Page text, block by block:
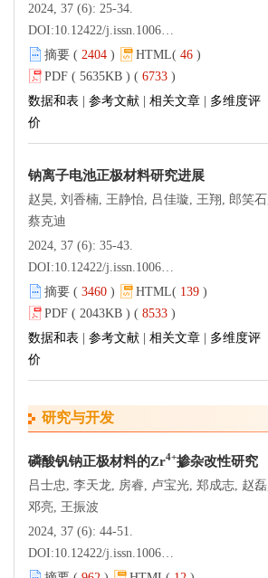
2024, 37 (6): 25-34.
DOI:10.12422/j.issn.1006-396X.2024.06.003
摘要 ( 2404 ) HTML( 46 )
PDF ( 5635KB ) ( 6733 )
数据和表
参考文献 相关文章
多维度评
价
钠离子电池正极材料研究进展
赵昊, 刘香楠, 王静怡, 吕佳璇, 王翔, 郎笑石,
蔡克迪
2024, 37 (6): 35-43.
DOI:10.12422/j.issn.1006-396X.2024.06.004
摘要 ( 3460 ) HTML( 139 )
PDF ( 2043KB ) ( 8533 )
数据和表
参考文献 相关文章
多维度评
价
研究与开发
磷酸钒钠正极材料的Zr4+掺杂改性研究
吕士忠, 李天龙, 房睿, 卢宝光, 郑成志, 赵磊,
邓亮, 王振波
2024, 37 (6): 44-51.
DOI:10.12422/j.issn.1006-396X.2024.06.005